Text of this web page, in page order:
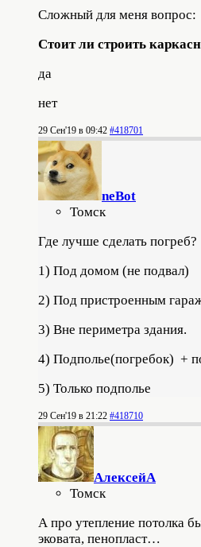
Сложный для меня вопрос:
Стоит ли строить
да
нет
29 Сен'19 в 09:42 #418701
neBot
Томск
Где лучше сделать погреб?
1) Под домом (не подвал)
2) Под пристроенным
3) Вне периметра здания.
4) Подполье(погребок) +
5) Только подполье
29 Сен'19 в 21:22 #418710
АлексейА
Томск
А про утепление потолка
эковата, пенопласт…